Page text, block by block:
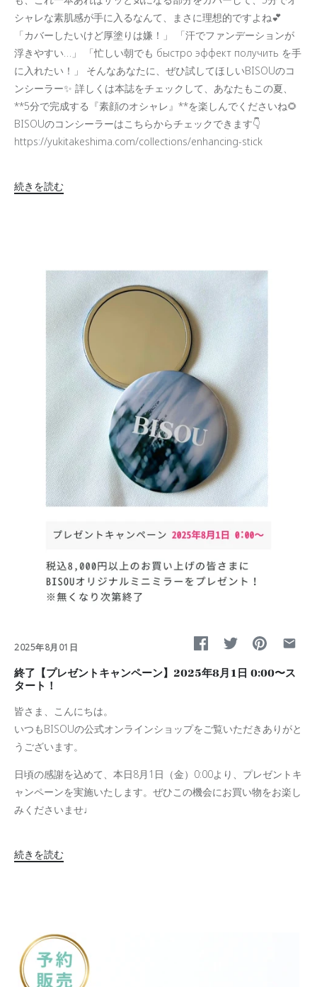
シャレな素肌感が手に入るなんて、まさに理想的ですよね💕
「カバーしたいけど厚塗りは嫌！」 「汗でファンデーションが
浮きやすい…」 「忙しい朝でも быстро эффект получить を手
に入れたい！」 そんなあなたに、ぜひ試してほしいBISOUのコ
ンシーラー✨ 詳しくは本誌をチェックして、あなたもこの夏、
**5分で完成する『素顔のオシャレ』**を楽しんでくださいね🌻
BISOUのコンシーラーはこちらからチェックできます👇
https://yukitakeshima.com/collections/enhancing-stick
続きを読む
2025年8月01日
終了【プレゼントキャンペーン】2025年8月1日 0:00〜ス
タート！
皆さま、こんにちは。
いつもBISOUの公式オンラインショップをご覧いただきありがと
うございます。
日頃の感謝を込めて、本日8月1日（金）0:00より、プレゼントキ
ャンペーンを実施いたします。 ぜひこの機会にお買い物をお楽し
みくださいませ♩
続きを読む